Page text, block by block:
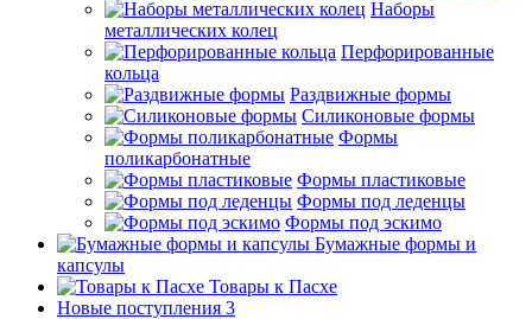
Наборы
металлических колец
Перфорированные
кольца
Раздвижные формы
Силиконовые формы
Формы
поликарбонатные
Формы пластиковые
Формы под леденцы
Формы под эскимо
Бумажные формы и
капсулы
Товары к Пасхе
Новые поступления 3